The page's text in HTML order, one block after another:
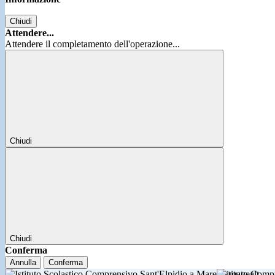
Chiudi
Attendere...
Attendere il completamento dell'operazione...
Chiudi
Chiudi
Conferma
Annulla Conferma